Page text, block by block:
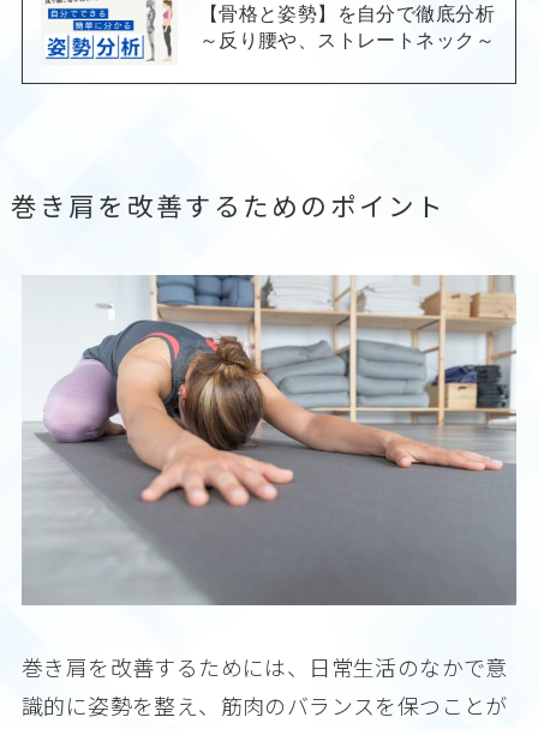
【骨格と姿勢】を自分で徹底分析
～反り腰や、ストレートネック～
巻き肩を改善するためのポイント
巻き肩を改善するためには、日常生活のなかで意
識的に姿勢を整え、筋肉のバランスを保つことが